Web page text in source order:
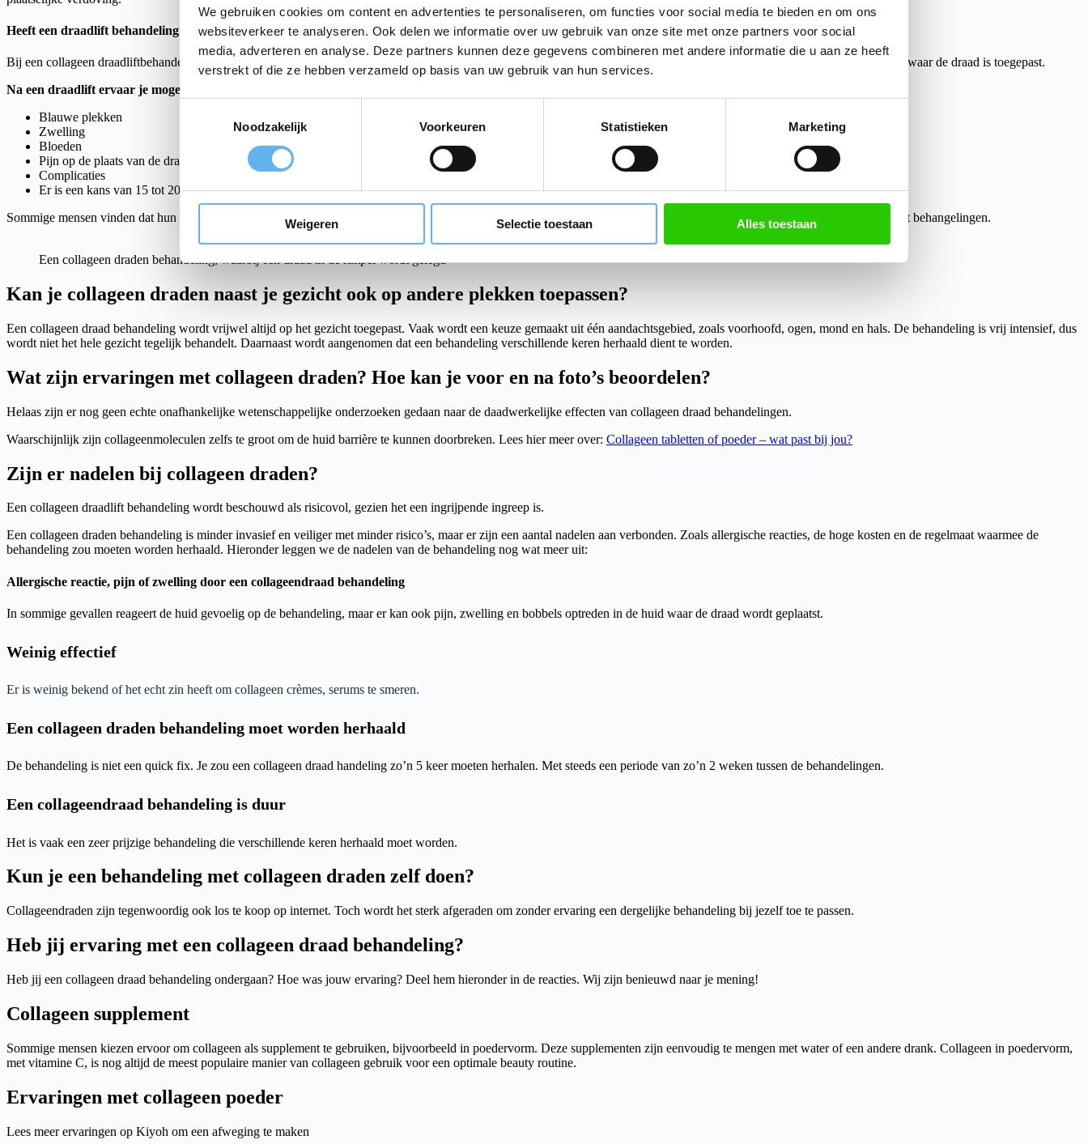
We gebruiken cookies om content en advertenties te personaliseren, om functies voor social media te bieden en om ons
websiteverkeer te analyseren. Ook delen we informatie over uw gebruik van onze site met onze partners voor social
media, adverteren en analyse. Deze partners kunnen deze gegevens combineren met andere informatie die u aan ze heeft
verstrekt of die ze hebben verzameld op basis van uw gebruik van hun services.
Noodzakelijk
Voorkeuren Statistieken Marketing
Weigeren Selectie toestaan Alles toestaan
Heeft een draadlift behandeling nadelen?
Bij een collageen draadliftbehandeling zijn een aantal bijwerkingen waar je mogelijk rekening mee moet houden; zoals allergische reactie, pijn, zwellingen of bobbels in de huid waar de draad is toegepast.
Na een draadlift ervaar je mogelijk:
Blauwe plekken
Zwelling
Bloeden
Pijn op de plaats van de draadinjectie
Complicaties
Er is een kans van 15 tot 20 procent op verkleuringen van de huid.
Sommige mensen vinden dat hun gezicht er na de behandeling anders uitziet dan ze hadden verwacht. Chirurgen pleiten dan ook geregeld voor een verbod op collageen draadlift behangelingen.
Een collageen draden behandeling, waarbij een draad in de rimpel wordt gelegd
Kan je collageen draden naast je gezicht ook op andere plekken toepassen?
Een collageen draad behandeling wordt vrijwel altijd op het gezicht toegepast. Vaak wordt een keuze gemaakt uit één aandachtsgebied, zoals voorhoofd, ogen, mond en hals. De behandeling is vrij intensief, dus
wordt niet het hele gezicht tegelijk behandelt. Daarnaast wordt aangenomen dat een behandeling verschillende keren herhaald dient te worden.
Wat zijn ervaringen met collageen draden? Hoe kan je voor en na foto’s beoordelen?
Helaas zijn er nog geen echte onafhankelijke wetenschappelijke onderzoeken gedaan naar de daadwerkelijke effecten van collageen draad behandelingen.
Waarschijnlijk zijn collageenmoleculen zelfs te groot om de huid barrière te kunnen doorbreken. Lees hier meer over: Collageen tabletten of poeder – wat past bij jou?
Zijn er nadelen bij collageen draden?
Een collageen draadlift behandeling wordt beschouwd als risicovol, gezien het een ingrijpende ingreep is.
Een collageen draden behandeling is minder invasief en veiliger met minder risico’s, maar er zijn een aantal nadelen aan verbonden. Zoals allergische reacties, de hoge kosten en de regelmaat waarmee de
behandeling zou moeten worden herhaald. Hieronder leggen we de nadelen van de behandeling nog wat meer uit:
Allergische reactie, pijn of zwelling door een collageendraad behandeling
In sommige gevallen reageert de huid gevoelig op de behandeling, maar er kan ook pijn, zwelling en bobbels optreden in de huid waar de draad wordt geplaatst.
Weinig effectief
Er is weinig bekend of het echt zin heeft om collageen crèmes, serums te smeren.
Een collageen draden behandeling moet worden herhaald
De behandeling is niet een quick fix. Je zou een collageen draad handeling zo’n 5 keer moeten herhalen. Met steeds een periode van zo’n 2 weken tussen de behandelingen.
Een collageendraad behandeling is duur
Het is vaak een zeer prijzige behandeling die verschillende keren herhaald moet worden.
Kun je een behandeling met collageen draden zelf doen?
Collageendraden zijn tegenwoordig ook los te koop op internet. Toch wordt het sterk afgeraden om zonder ervaring een dergelijke behandeling bij jezelf toe te passen.
Heb jij ervaring met een collageen draad behandeling?
Heb jij een collageen draad behandeling ondergaan? Hoe was jouw ervaring? Deel hem hieronder in de reacties. Wij zijn benieuwd naar je mening!
Collageen supplement
Sommige mensen kiezen ervoor om collageen als supplement te gebruiken, bijvoorbeeld in poedervorm. Deze supplementen zijn eenvoudig te mengen met water of een andere drank. Collageen in poedervorm,
met vitamine C, is nog altijd de meest populaire manier van collageen gebruik voor een optimale beauty routine.
Ervaringen met collageen poeder
Lees meer ervaringen op Kiyoh om een afweging te maken